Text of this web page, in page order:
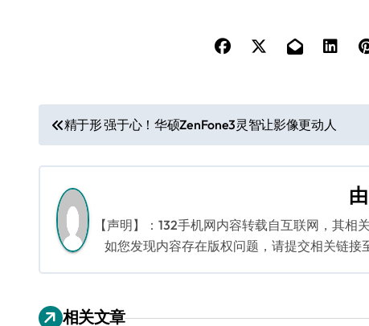
文
章
导
航
精于形 强于心！华硕ZenFone3灵智让影像更动人
由
【声明】：132手机网内容转载自互联网，其相
如您发现内容存在版权问题，请提交相关链接
相关文章